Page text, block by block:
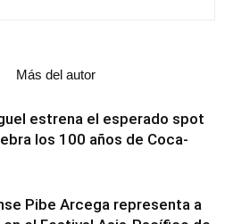
Más del autor
estrena el esperado spot
los 100 años de Coca-
Pibe Arcega representa a